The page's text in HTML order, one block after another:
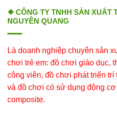
❖ CÔNG TY TNHH SẢN XUẤT
NGUYÊN QUANG
Là doanh nghiệp chuyên sản
chơi trẻ em: đồ chơi giáo dục,
công viên, đồ chơi phát triển trí
và đồ chơi có sử dụng động
composite.